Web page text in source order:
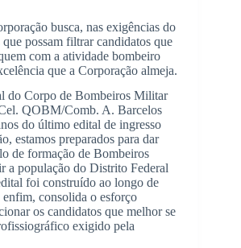
busca, nas exigências do
possam filtrar candidatos que
com a atividade bombeiro
que a Corporação almeja.
do Corpo de Bombeiros Militar
QOBM/Comb. A. Barcelos
do último edital de ingresso
estamos preparados para dar
de formação de Bombeiros
a população do Distrito Federal
foi construído ao longo de
enfim, consolida o esforço
os candidatos que melhor se
exigido pela